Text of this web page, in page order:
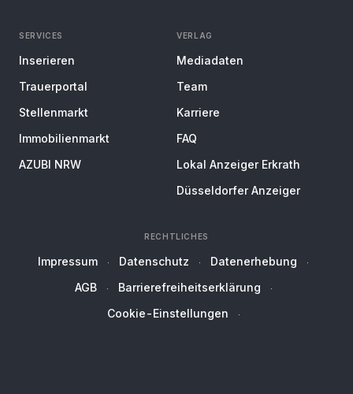
SERVICES
Inserieren
Trauerportal
Stellenmarkt
Immobilienmarkt
AZUBI NRW
VERLAG
Mediadaten
Team
Karriere
FAQ
Lokal Anzeiger Erkrath
Düsseldorfer Anzeiger
RECHTLICHES
Impressum Datenschutz
Datenerhebung
AGB
Barrierefreiheitserklärung
Cookie-Einstellungen